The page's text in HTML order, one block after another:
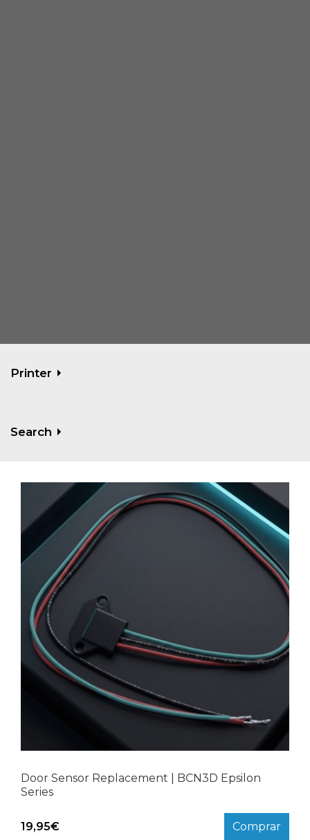
Printer
Search
Door Sensor Replacement | BCN3D Epsilon
Series
19,95€ Comprar